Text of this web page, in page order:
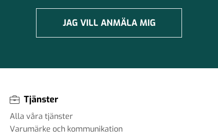
JAG VILL ANMÄLA MIG
Tjänster
Alla våra tjänster
Varumärke och kommunikation